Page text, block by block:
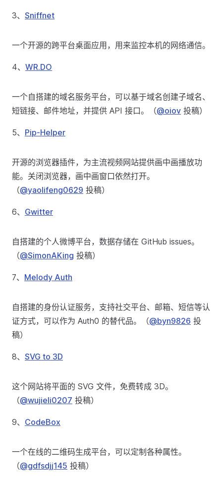
3、 Sniffnet
一个开源的跨平台桌面应用，用来监控本机的网络通信。
4、 WR.DO
一个自搭建的域名服务平台，可以基于域名创建子域名、
短链接、邮件地址，并提供 API 接口。（@oiov 投稿）
5、 Pip-Helper
开源的浏览器插件，为主流视频网站提供画中画播放功
能。关闭浏览器，画中画窗口依然打开。
（@yaolifeng0629 投稿）
6、 Gwitter
自搭建的个人微博平台，数据存储在 GitHub issues。
（@SimonAKing 投稿）
7、 Melody Auth
自搭建的身份认证服务，支持社交平台、邮箱、短信等认
证方式，可以作为 Auth0 的替代品。（@byn9826 投
稿）
8、 SVG to 3D
这个网站将平面的 SVG 文件，免费转成 3D。
（@wujieli0207 投稿）
9、 CodeBox
一个在线的二维码生成平台，可以定制各种属性。
（@gdfsdjj145 投稿）